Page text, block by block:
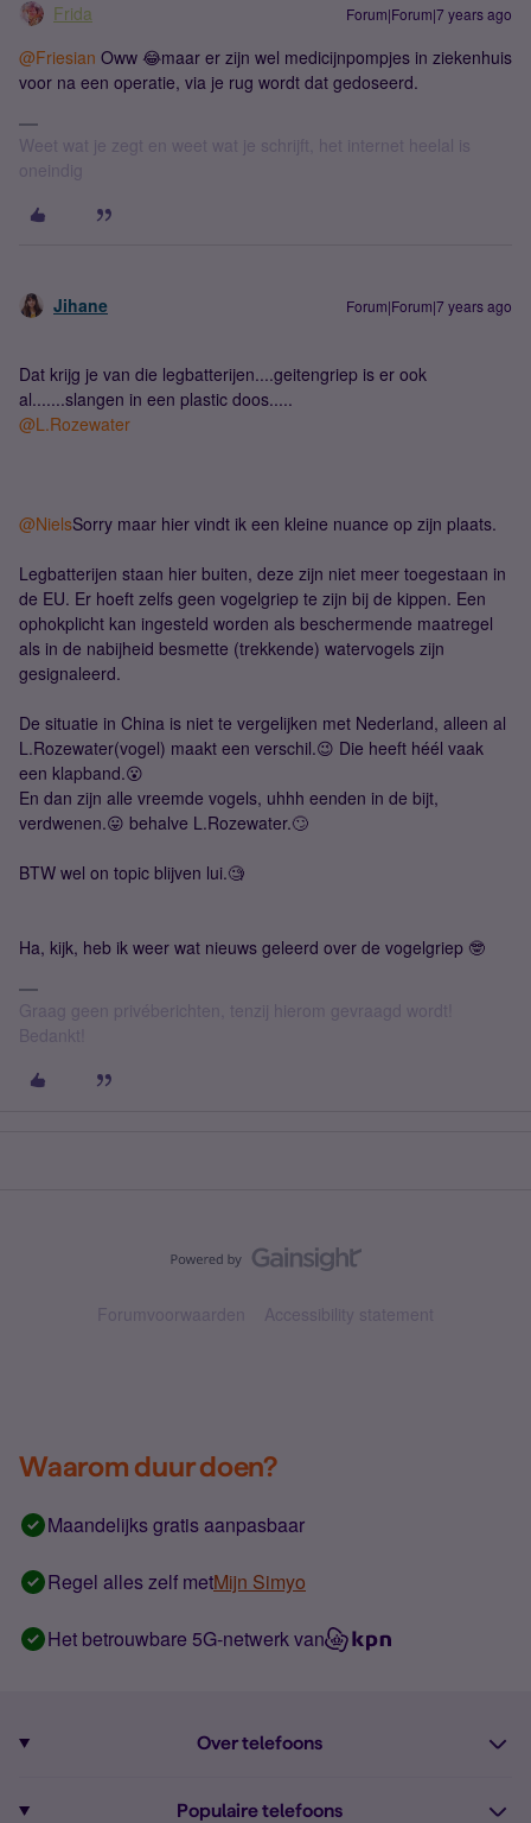
Frida Forum|Forum|7 years ago
@Friesian Oww 😂maar er zijn wel medicijnpompjes in ziekenhuis
voor na een operatie, via je rug wordt dat gedoseerd.
Weet wat je zegt en weet wat je schrijft, het internet heelal is
oneindig
Jihane Forum|Forum|7 years ago
Dat krijg je van die legbatterijen....geitengriep is er ook
al.......slangen in een plastic doos.....
@L.Rozewater
@NielsSorry maar hier vindt ik een kleine nuance op zijn plaats.
Legbatterijen staan hier buiten, deze zijn niet meer toegestaan in
de EU. Er hoeft zelfs geen vogelgriep te zijn bij de kippen. Een
ophokplicht kan ingesteld worden als beschermende maatregel
als in de nabijheid besmette (trekkende) watervogels zijn
gesignaleerd.
De situatie in China is niet te vergelijken met Nederland, alleen al
L.Rozewater(vogel) maakt een verschil.😉 Die heeft héél vaak
een klapband.😮
En dan zijn alle vreemde vogels, uhhh eenden in de bijt,
verdwenen.😛 behalve L.Rozewater.🙄
BTW wel on topic blijven lui.🧐
Ha, kijk, heb ik weer wat nieuws geleerd over de vogelgriep 🤓
Graag geen privéberichten, tenzij hierom gevraagd wordt!
Bedankt!
Forumvoorwaarden Accessibility statement
Waarom duur doen?
Maandelijks gratis aanpasbaar
Regel alles zelf metMijn Simyo
Het betrouwbare 5G-netwerk van
Over telefoons
Populaire telefoons